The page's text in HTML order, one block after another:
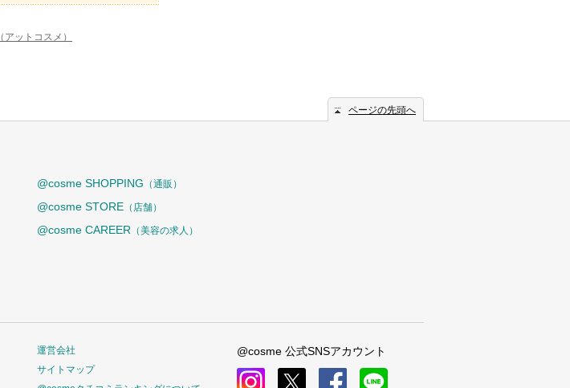
アットコスメ）
ページの先頭へ
@cosme SHOPPING （通販）
@cosme STORE （店舗）
@cosme CAREER （美容の求人）
運営会社
サイトマップ
@cosme 公式SNSアカウント